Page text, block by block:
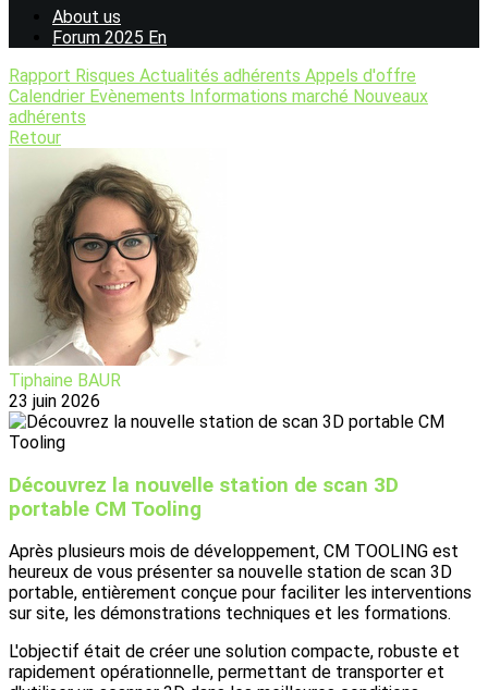
About us
Forum 2025 En
Rapport Risques Actualités adhérents Appels d'offre
Calendrier Evènements Informations marché Nouveaux
adhérents
Retour
Tiphaine BAUR
23 juin 2026
Découvrez la nouvelle station de scan 3D
portable CM Tooling
Après plusieurs mois de développement, CM TOOLING est
heureux de vous présenter sa nouvelle station de scan 3D
portable, entièrement conçue pour faciliter les interventions
sur site, les démonstrations techniques et les formations.
L'objectif était de créer une solution compacte, robuste et
rapidement opérationnelle, permettant de transporter et